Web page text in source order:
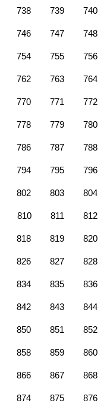
738 739 740
746 747 748
754 755 756
762 763 764
770 771 772
778 779 780
786 787 788
794 795 796
802 803 804
810 811 812
818 819 820
826 827 828
834 835 836
842 843 844
850 851 852
858 859 860
866 867 868
874 875 876